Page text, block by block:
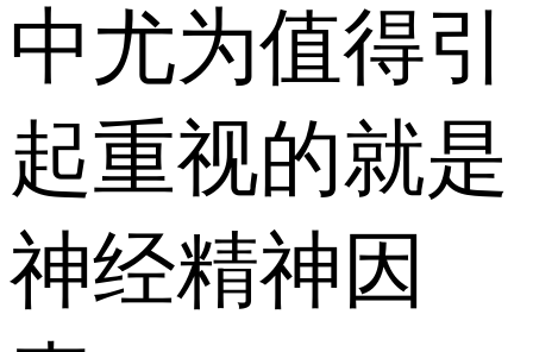
中尤为值得引
起重视的就是
神经精神因